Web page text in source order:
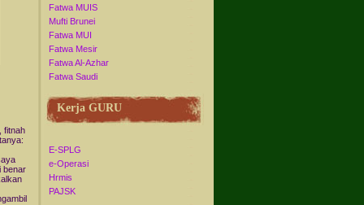
fitnah
benar
Fatwa MUIS
Mufti Brunei
Fatwa MUI
Fatwa Mesir
Fatwa Al-Azhar
Fatwa Saudi
Kerja GURU
E-SPLG
e-Operasi
Hrmis
PAJSK